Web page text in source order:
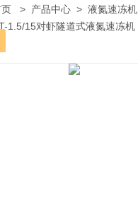
> 产品中心 >液氮速冻机
1.5/15对虾隧道式液氮速冻机